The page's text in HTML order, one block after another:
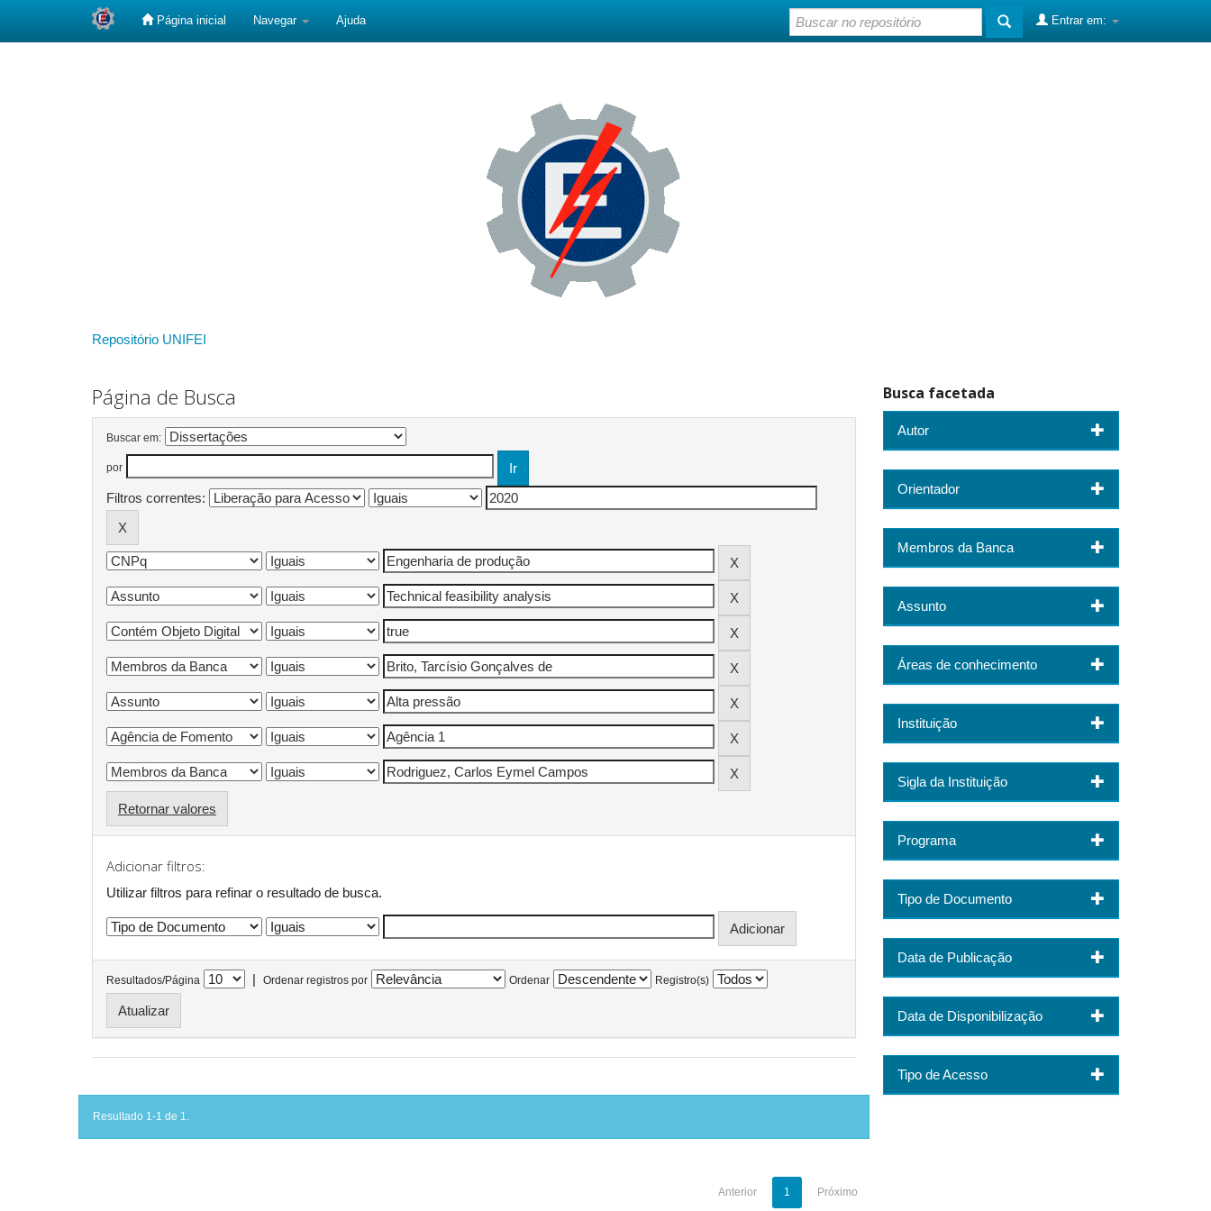
Página inicial Navegar Ajuda Entrar em:
Repositório UNIFEI
Página de Busca
Buscar em:
por
Filtros correntes:
Retornar valores
Adicionar filtros:
Utilizar filtros para refinar o resultado de busca.
Resultados/Página | Ordenar registros por Ordenar Registro(s)
Resultado 1-1 de 1.
Anterior 1 Próximo
Busca facetada
Autor
Orientador
Membros da Banca
Assunto
Áreas de conhecimento
Instituição
Sigla da Instituição
Programa
Tipo de Documento
Data de Publicação
Data de Disponibilização
Tipo de Acesso